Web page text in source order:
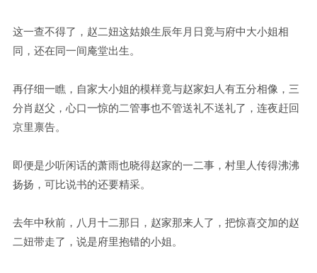
这一查不得了，赵二妞这姑娘生辰年月日竟与府中大小姐相
同，还在同一间庵堂出生。
再仔细一瞧，自家大小姐的模样竟与赵家妇人有五分相像，三
分肖赵父，心口一惊的二管事也不管送礼不送礼了，连夜赶回
京里禀告。
即便是少听闲话的萧雨也晓得赵家的一二事，村里人传得沸沸
扬扬，可比说书的还要精采。
去年中秋前，八月十二那日，赵家那来人了，把惊喜交加的赵
二妞带走了，说是府里抱错的小姐。